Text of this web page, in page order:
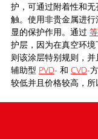
护，可通过附着性和
触。使用非贵金属进
显的保护作用。通过
护层，因为在真空环
则该涂层特别规则，
辅助型 PVD- 和 CVD-
较低并且价格较高，所